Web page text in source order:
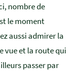
nombre de
le moment
aussi admirer la
vue et la route qui
passer par